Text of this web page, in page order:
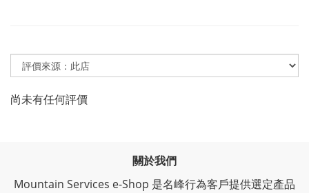
尚未有任何評價
關於我們
Mountain Services e-Shop 是名峰行為客戶提供選定產品